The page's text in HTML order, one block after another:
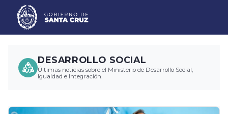
DESARROLLO SOCIAL
Últimas noticias sobre el Ministerio de Desarrollo Social,
Igualdad e Integración.